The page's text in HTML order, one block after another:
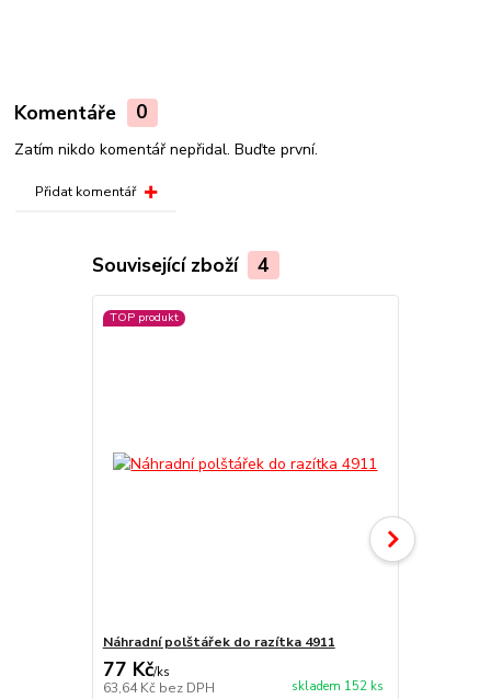
Komentáře 0
Zatím nikdo komentář nepřidal. Buďte první.
Přidat komentář
Související zboží 4
TOP produkt
Náhradní polštářek do razítka 4911
77 Kč/ks
63,64 Kč bez DPH skladem 152 ks